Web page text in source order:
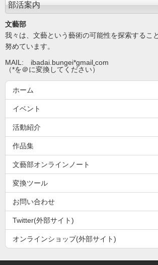
部活案内
文藝部
我々は、文藝という藝術の可能性を探索するこ
努めています。
MAIL: ibadai.bungei*gmail com
（*を＠に変換してください）
ホーム
イベント
活動紹介
作品集
文藝部オンラインノート
変換ツール
お問い合わせ
Twitter(外部サイト)
オンラインショップ(外部サイト)